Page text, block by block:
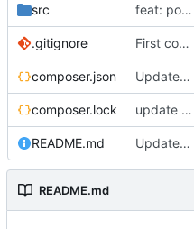
src feat: post-fill hook
.gitignore First commit
composer.json Update 'composer.json'
composer.lock update guzzle
README.md Update README.md
README.md